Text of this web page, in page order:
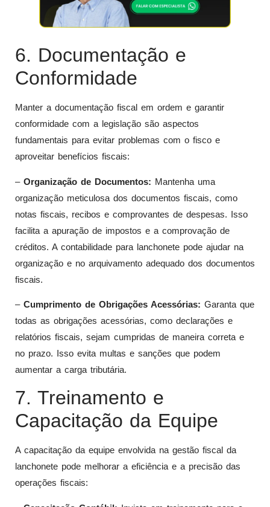
6. Documentação e
Conformidade
Manter a documentação fiscal em ordem e garantir
conformidade com a legislação são aspectos
fundamentais para evitar problemas com o fisco e
aproveitar benefícios fiscais:
– Organização de Documentos: Mantenha uma
organização meticulosa dos documentos fiscais, como
notas fiscais, recibos e comprovantes de despesas. Isso
facilita a apuração de impostos e a comprovação de
créditos. A contabilidade para lanchonete pode ajudar na
organização e no arquivamento adequado dos documentos
fiscais.
– Cumprimento de Obrigações Acessórias: Garanta que
todas as obrigações acessórias, como declarações e
relatórios fiscais, sejam cumpridas de maneira correta e
no prazo. Isso evita multas e sanções que podem
aumentar a carga tributária.
7. Treinamento e
Capacitação da Equipe
A capacitação da equipe envolvida na gestão fiscal da
lanchonete pode melhorar a eficiência e a precisão das
operações fiscais: